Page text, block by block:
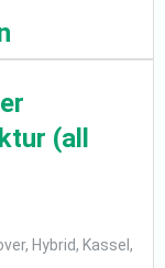
(all
Hybrid, Kassel,